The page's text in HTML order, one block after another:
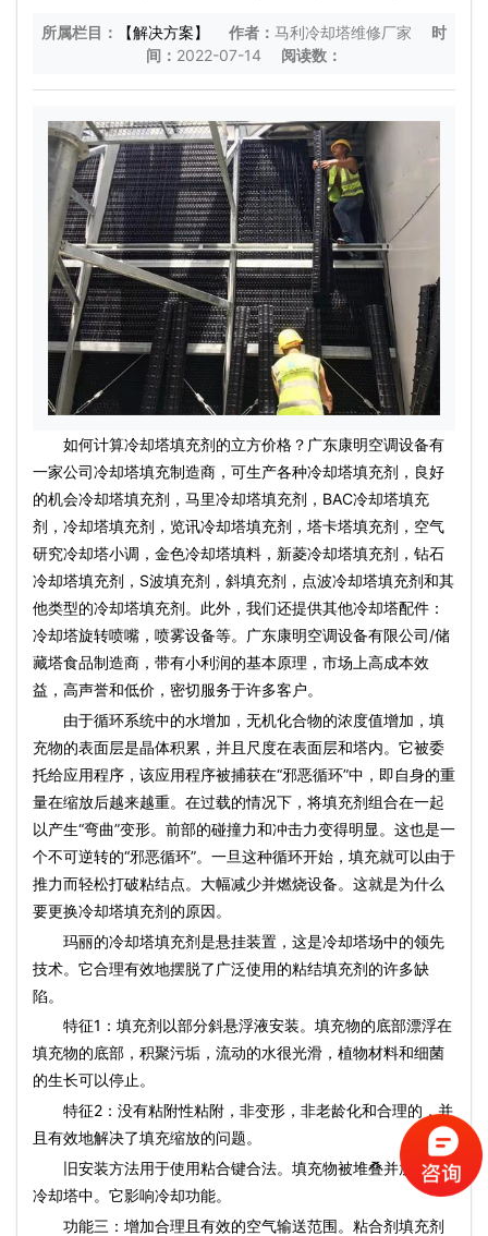
所属栏目： 【解决方案】 作者： 马利冷却塔维修厂家
时
间： 2022-07-14 阅读数：
如何计算冷却塔填充剂的立方价格？广东康明空调设备有
一家公司冷却塔填充制造商，可生产各种冷却塔填充剂，良好
的机会冷却塔填充剂，马里冷却塔填充剂，BAC冷却塔填充
剂，冷却塔填充剂，览讯冷却塔填充剂，塔卡塔填充剂，空气
研究冷却塔小调，金色冷却塔填料，新菱冷却塔填充剂，钻石
冷却塔填充剂，S波填充剂，斜填充剂，点波冷却塔填充剂和其
他类型的冷却塔填充剂。此外，我们还提供其他冷却塔配件：
冷却塔旋转喷嘴，喷雾设备等。广东康明空调设备有限公司/储
藏塔食品制造商，带有小利润的基本原理，市场上高成本效
益，高声誉和低价，密切服务于许多客户。
由于循环系统中的水增加，无机化合物的浓度值增加，填
充物的表面层是晶体积累，并且尺度在表面层和塔内。它被委
托给应用程序，该应用程序被捕获在“邪恶循环”中，即自身的重
量在缩放后越来越重。在过载的情况下，将填充剂组合在一起
以产生“弯曲”变形。前部的碰撞力和冲击力变得明显。这也是一
个不可逆转的“邪恶循环”。一旦这种循环开始，填充就可以由于
推力而轻松打破粘结点。大幅减少并燃烧设备。这就是为什么
要更换冷却塔填充剂的原因。
玛丽的冷却塔填充剂是悬挂装置，这是冷却塔场中的领先
技术。它合理有效地摆脱了广泛使用的粘结填充剂的许多缺
陷。
特征1：填充剂以部分斜悬浮液安装。填充物的底部漂浮在
填充物的底部，积聚污垢，流动的水很光滑，植物材料和细菌
的生长可以停止。
特征2：没有粘附性粘附，非变形，非老龄化和合理的，并
且有效地解决了填充缩放的问题。
旧安装方法用于使用粘合键合法。填充物被堆叠并放置在
冷却塔中。它影响冷却功能。
功能三：增加合理且有效的空气输送范围。粘合剂填充剂